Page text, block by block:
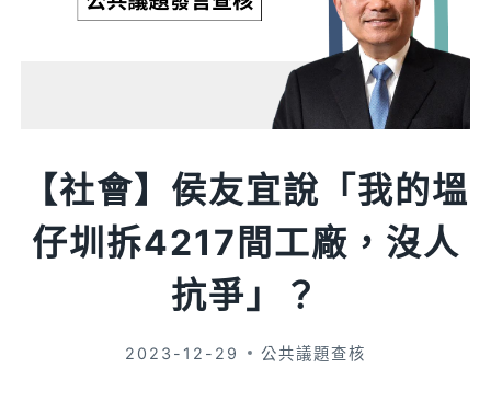
【社會】侯友宜說「我的塭
仔圳拆4217間工廠，沒人
抗爭」？
2023-12-29 公共議題查核